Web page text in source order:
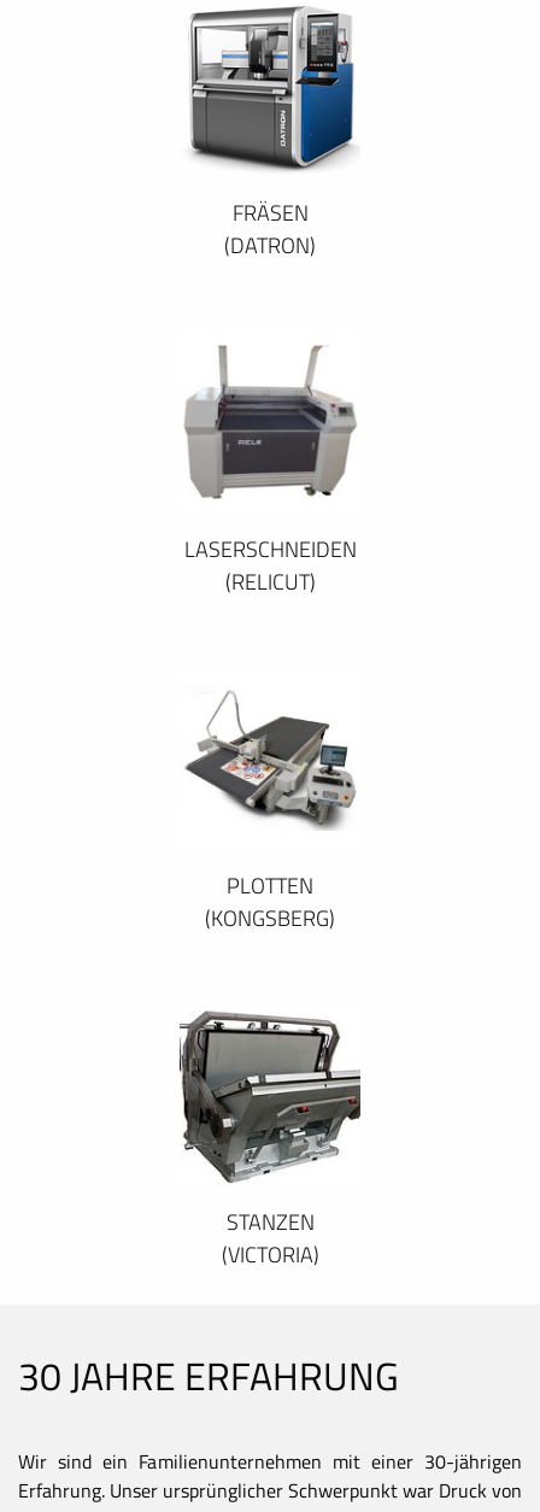
FRÄSEN
(DATRON)
LASERSCHNEIDEN
(RELICUT)
PLOTTEN
(KONGSBERG)
STANZEN
(VICTORIA)
30 JAHRE ERFAHRUNG
Wir sind ein Familienunternehmen mit einer 30-jährigen
Erfahrung. Unser ursprünglicher Schwerpunkt war Druck von